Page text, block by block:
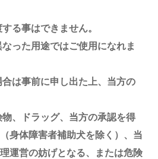
る事はできません。
なった用途ではご使用になれま
合は事前に申し出た上、当方の
物、ドラッグ、当方の承認を得
身体障害者補助犬を除く）、当
運営の妨げとなる、または危険